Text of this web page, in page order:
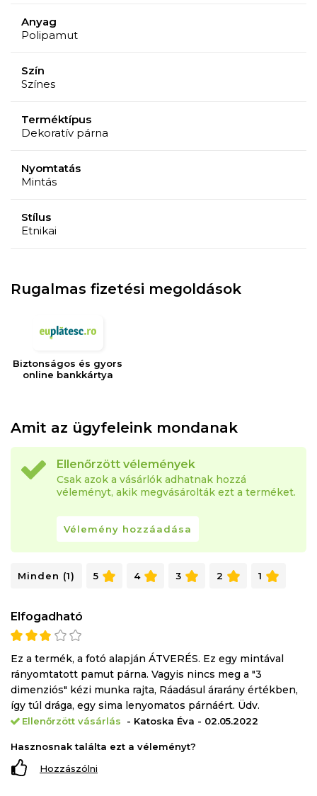
Anyag
Polipamut
Szín
Színes
Terméktípus
Dekoratív párna
Nyomtatás
Mintás
Stílus
Etnikai
Rugalmas fizetési megoldások
Biztonságos és gyors
online bankkártya
Amit az ügyfeleink mondanak
Ellenőrzött vélemények
Csak azok a vásárlók adhatnak hozzá
véleményt, akik megvásárolták ezt a terméket.
Vélemény hozzáadása
Minden (1) 5 4 3 2 1
Elfogadható
Ez a termék, a fotó alapján ÁTVERÉS. Ez egy mintával
rányomtatott pamut párna. Vagyis nincs meg a "3
dimenziós" kézi munka rajta, Ráadásul árarány értékben,
így túl drága, egy sima lenyomatos párnáért. Üdv.
Ellenőrzött vásárlás - Katoska Éva - 02.05.2022
Hasznosnak találta ezt a véleményt?
Hozzászólni